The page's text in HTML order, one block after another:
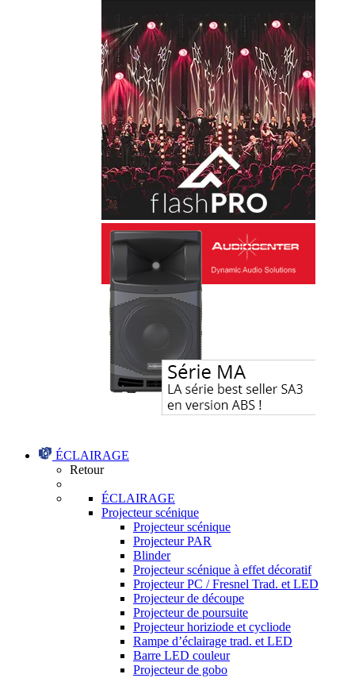
ÉCLAIRAGE
Retour
ÉCLAIRAGE
Projecteur scénique
Projecteur scénique
Projecteur PAR
Blinder
Projecteur scénique à effet décoratif
Projecteur PC / Fresnel Trad. et LED
Projecteur de découpe
Projecteur de poursuite
Projecteur horiziode et cycliode
Rampe d’éclairage trad. et LED
Barre LED couleur
Projecteur de gobo